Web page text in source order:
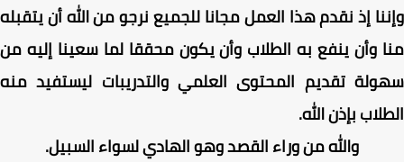
إذ نقدم هذا العمل مجانا للجميع نرجو من الله أن يتقبله
وأن ينفع به الطلاب وأن يكون محققا لما سعينا إليه من
تقديم المحتوى العلمي والتدريبات ليستفيد منه
بإذن الله.
والله من وراء القصد وهو الهادي لسواء السبيل.